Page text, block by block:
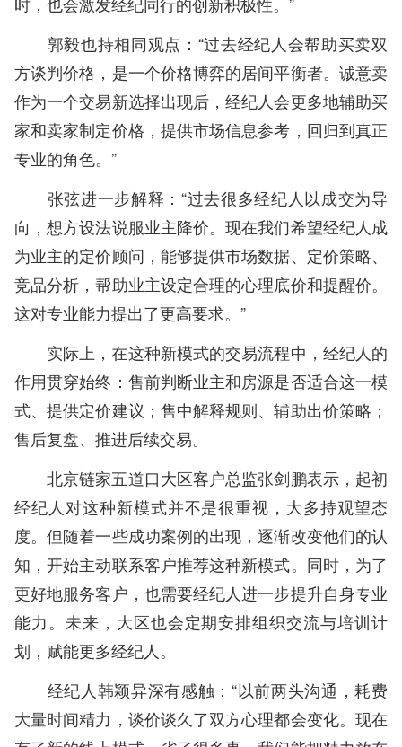
郭毅也持相同观点：“过去经纪人会帮助买卖双
方谈判价格，是一个价格博弈的居间平衡者。诚意卖
作为一个交易新选择出现后，经纪人会更多地辅助买
家和卖家制定价格，提供市场信息参考，回归到真正
专业的角色。”
张弦进一步解释：“过去很多经纪人以成交为导
向，想方设法说服业主降价。现在我们希望经纪人成
为业主的定价顾问，能够提供市场数据、定价策略、
竞品分析，帮助业主设定合理的心理底价和提醒价。
这对专业能力提出了更高要求。”
实际上，在这种新模式的交易流程中，经纪人的
作用贯穿始终：售前判断业主和房源是否适合这一模
式、提供定价建议；售中解释规则、辅助出价策略；
售后复盘、推进后续交易。
北京链家五道口大区客户总监张剑鹏表示，起初
经纪人对这种新模式并不是很重视，大多持观望态
度。但随着一些成功案例的出现，逐渐改变他们的认
知，开始主动联系客户推荐这种新模式。同时，为了
更好地服务客户，也需要经纪人进一步提升自身专业
能力。未来，大区也会定期安排组织交流与培训计
划，赋能更多经纪人。
经纪人韩颖异深有感触：“以前两头沟通，耗费
大量时间精力，谈价谈久了双方心理都会变化。现在